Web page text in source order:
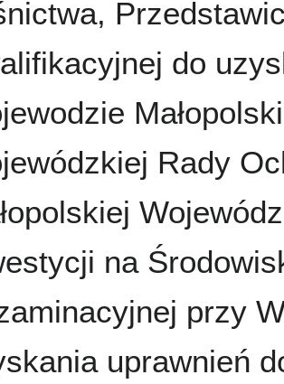
do
Rady
na
przy
uprawnień